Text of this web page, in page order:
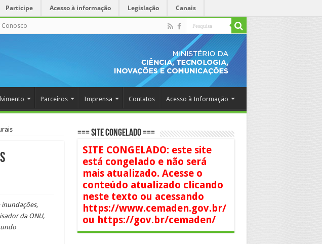
Participe Acesso à informação Legislação Canais
Conosco
Parceiros Imprensa Contatos Acesso à Informação
da ONU,
=== SITE CONGELADO ===
SITE CONGELADO: este site
está congelado e não será
mais atualizado. Acesse o
conteúdo atualizado clicando
neste texto ou acessando
https://www.cemaden.gov.br/
ou https://gov.br/cemaden/